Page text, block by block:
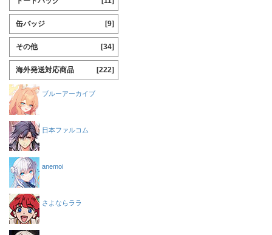
缶バッジ [9]
その他 [34]
海外発送対応商品 [222]
ブルーアーカイブ
日本ファルコム
anemoi
さよならララ